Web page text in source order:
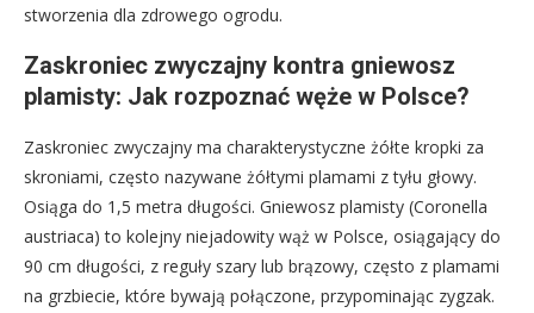
stworzenia dla zdrowego ogrodu.
Zaskroniec zwyczajny kontra gniewosz
plamisty: Jak rozpoznać węże w Polsce?
Zaskroniec zwyczajny ma charakterystyczne żółte kropki za
skroniami, często nazywane żółtymi plamami z tyłu głowy.
Osiąga do 1,5 metra długości. Gniewosz plamisty (Coronella
austriaca) to kolejny niejadowity wąż w Polsce, osiągający do
90 cm długości, z reguły szary lub brązowy, często z plamami
na grzbiecie, które bywają połączone, przypominając zygzak.